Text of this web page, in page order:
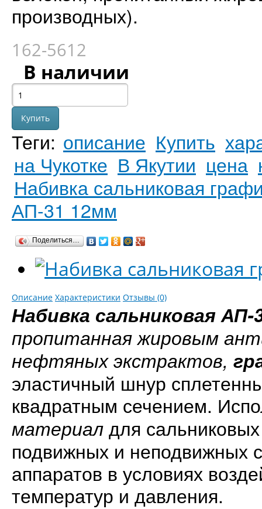
производных).
162-5612
В наличии
Теги: описание Купить
на Чукотке В Якутии цена
Набивка сальниковая
АП-31 12мм
Поделиться…
Описание Характеристики Отзывы (0)
Набивка сальниковаяАП-
пропитанная жировым
нефтяных экстрактов,
эластичный шнур
квадратным сечением.
материал для
подвижных и неподвижных
аппаратов в условиях
температур и давления.